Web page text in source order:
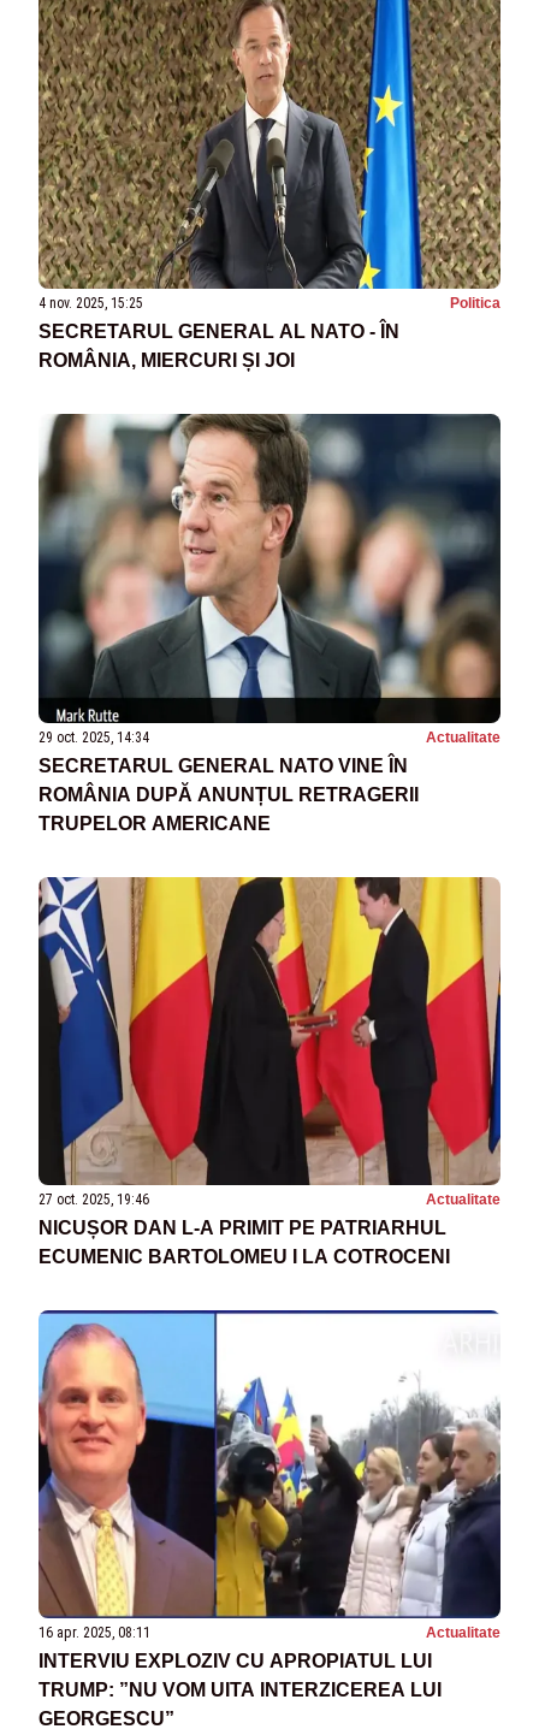
4 nov. 2025, 15:25 Politica
SECRETARUL GENERAL AL NATO - ÎN
ROMÂNIA, MIERCURI ȘI JOI
29 oct. 2025, 14:34 Actualitate
SECRETARUL GENERAL NATO VINE ÎN
ROMÂNIA DUPĂ ANUNȚUL RETRAGERII
TRUPELOR AMERICANE
27 oct. 2025, 19:46 Actualitate
NICUȘOR DAN L-A PRIMIT PE PATRIARHUL
ECUMENIC BARTOLOMEU I LA COTROCENI
16 apr. 2025, 08:11 Actualitate
INTERVIU EXPLOZIV CU APROPIATUL LUI
TRUMP: ”NU VOM UITA INTERZICEREA LUI
GEORGESCU”